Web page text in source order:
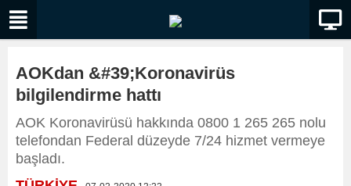
AOKdan &#39;Koronavirüs
bilgilendirme hattı
AOK Koronavirüsü hakkında 0800 1 265 265 nolu
telefondan Federal düzeyde 7/24 hizmet vermeye
başladı.